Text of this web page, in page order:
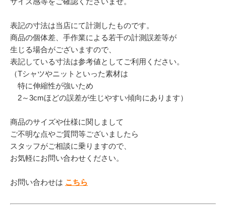
表記の寸法は当店にて計測したものです。
商品の個体差、手作業による若干の計測誤差等が
生じる場合がございますので、
表記している寸法は参考値としてご利用ください。
（Tシャツやニットといった素材は
特に伸縮性が強いため
2～3cmほどの誤差が生じやすい傾向にあります）
商品のサイズや仕様に関しまして
ご不明な点やご質問等ございましたら
スタッフがご相談に乗りますので、
お気軽にお問い合わせください。
お問い合わせは こちら